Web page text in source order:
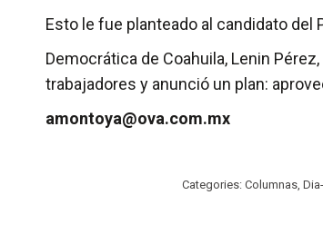
Esto le fue planteado al candidato del
Democrática de Coahuila, Lenin
trabajadores y anunció un plan:
amontoya@ova.com.mx
Categories: Columnas,